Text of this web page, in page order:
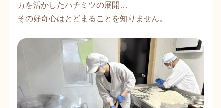
カを活かしたハチミツの展開…
その好奇心はとどまることを知りません。